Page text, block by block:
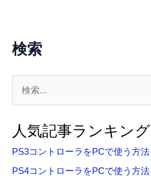
検索
象
:
人気記事ランキング
PS3コントローラをPCで使う方法
PS4コントローラをPCで使う方法